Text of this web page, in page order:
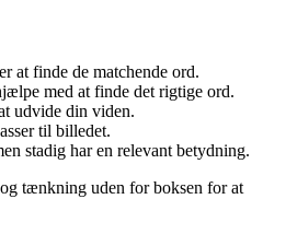
at finde de matchende ord.
med at finde det rigtige ord.
udvide din viden.
til billedet.
stadig har en relevant betydning.
tænkning uden for boksen for at